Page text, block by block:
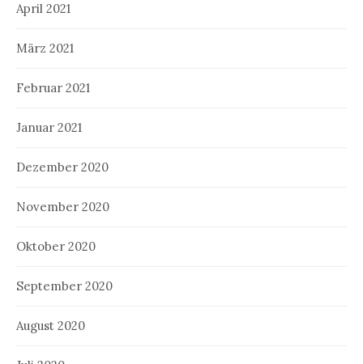
April 2021
März 2021
Februar 2021
Januar 2021
Dezember 2020
November 2020
Oktober 2020
September 2020
August 2020